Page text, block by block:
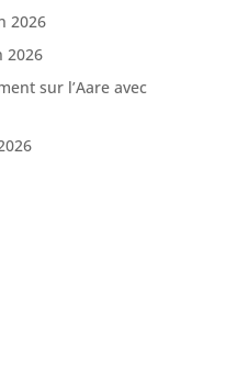
2026
2026
sur l’Aare avec